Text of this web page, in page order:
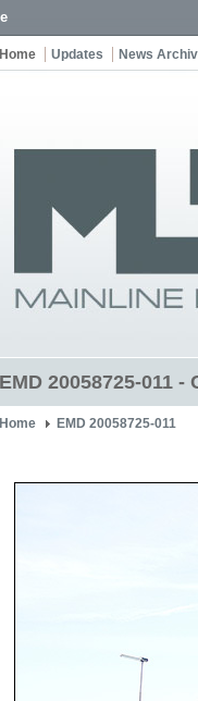
Home Updates News Archiv
EMD 20058725-011
Home EMD 20058725-011